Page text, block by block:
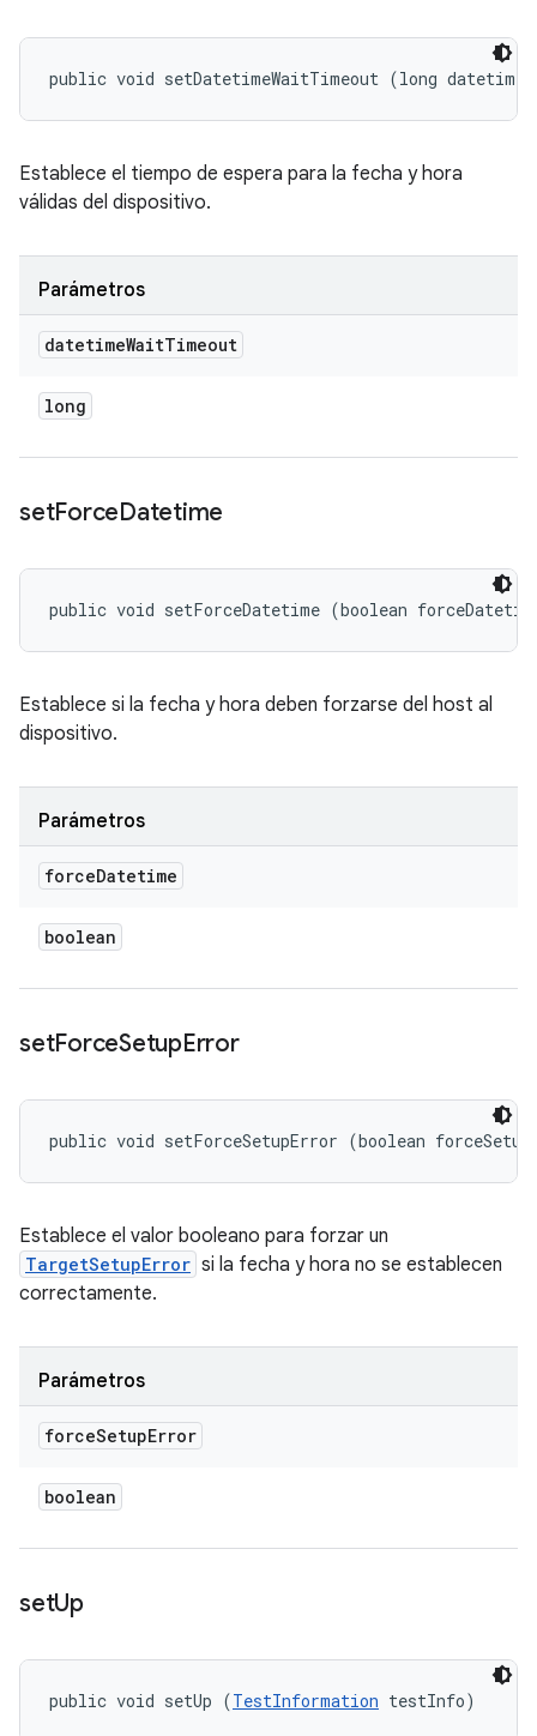
public void setDatetimeWaitTimeout (long
Establece el tiempo de espera para la fecha y hora
válidas del dispositivo.
Parámetros
datetimeWaitTimeout
long
setForceDatetime
public void setForceDatetime (boolean
Establece si la fecha y hora deben forzarse del host al
dispositivo.
Parámetros
forceDatetime
boolean
setForceSetupError
public void setForceSetupError (boolean
Establece el valor booleano para forzar un
TargetSetupError si la fecha y hora no se establecen
correctamente.
Parámetros
forceSetupError
boolean
setUp
public void setUp (TestInformation testInfo)